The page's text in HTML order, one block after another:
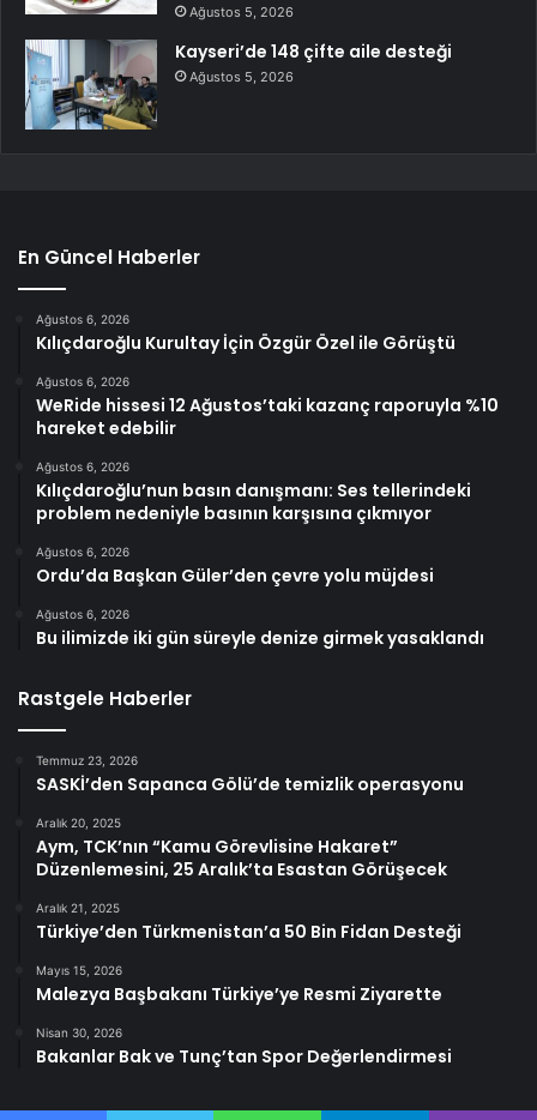
Ağustos 5, 2026
Kayseri’de 148 çifte aile desteği
Ağustos 5, 2026
En Güncel Haberler
Ağustos 6, 2026
Kılıçdaroğlu Kurultay İçin Özgür Özel ile Görüştü
Ağustos 6, 2026
WeRide hissesi 12 Ağustos’taki kazanç raporuyla %10
hareket edebilir
Ağustos 6, 2026
Kılıçdaroğlu’nun basın danışmanı: Ses tellerindeki
problem nedeniyle basının karşısına çıkmıyor
Ağustos 6, 2026
Ordu’da Başkan Güler’den çevre yolu müjdesi
Ağustos 6, 2026
Bu ilimizde iki gün süreyle denize girmek yasaklandı
Rastgele Haberler
Temmuz 23, 2026
SASKİ’den Sapanca Gölü’de temizlik operasyonu
Aralık 20, 2025
Aym, TCK’nın “Kamu Görevlisine Hakaret”
Düzenlemesini, 25 Aralık’ta Esastan Görüşecek
Aralık 21, 2025
Türkiye’den Türkmenistan’a 50 Bin Fidan Desteği
Mayıs 15, 2026
Malezya Başbakanı Türkiye’ye Resmi Ziyarette
Nisan 30, 2026
Bakanlar Bak ve Tunç’tan Spor Değerlendirmesi